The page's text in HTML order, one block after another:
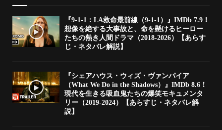
『9-1-1：LA救命最前線（9-1-1）』IMDb 7.9！
想像を絶する大事故と、命を懸けるヒーロー
たちの熱き人間ドラマ（2018-2026）【あらす
じ・ネタバレ解説】
『シェアハウス・ウィズ・ヴァンパイア
（What We Do in the Shadows）』IMDb 8.6！
現代を生きる吸血鬼たちの爆笑モキュメンタ
リー（2019-2024）【あらすじ・ネタバレ解
説】